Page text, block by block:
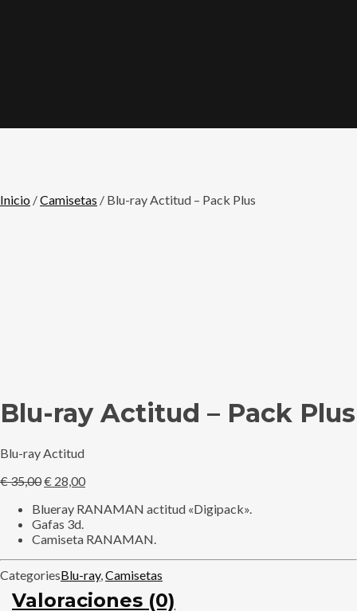
Inicio /Camisetas / Blu-ray Actitud – Pack Plus
Blu-ray Actitud – Pack Plus
Blu-ray Actitud
€35,00El
original
era:
€ 35,00.
€ 28,00El
actual
€ 28,00.
Blueray RANAMAN actitud «Digipack».
Gafas 3d.
Camiseta RANAMAN.
CategoriesBlu-ray,Camisetas
Valoraciones (0)